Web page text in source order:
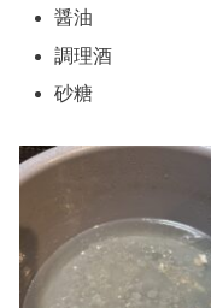
醤油
調理酒
砂糖